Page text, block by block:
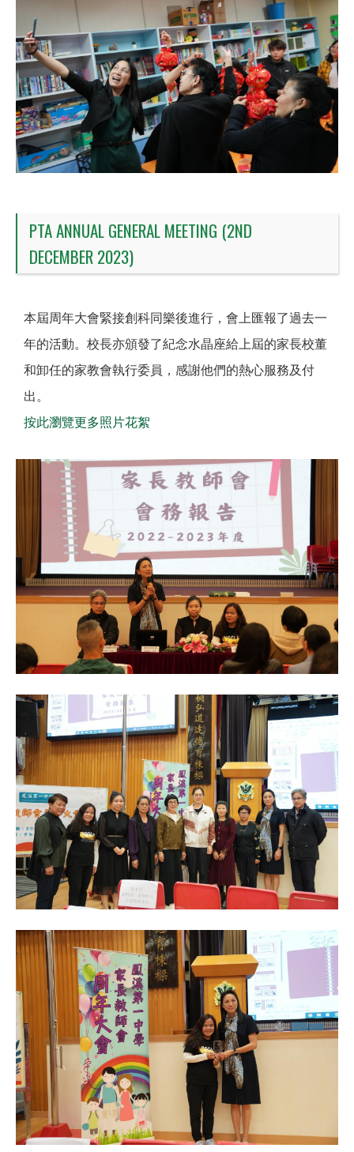
PTA ANNUAL GENERAL MEETING (2ND
DECEMBER 2023)
本屆周年大會緊接創科同樂後進行，會上匯報了過去一
年的活動。校長亦頒發了紀念水晶座給上屆的家長校董
和卸任的家教會執行委員，感謝他們的熱心服務及付
出。
按此瀏覽更多照片花絮